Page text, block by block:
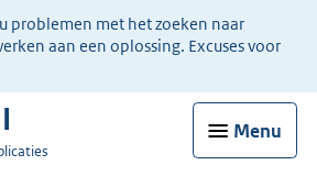
problemen met het zoeken naar
aan een oplossing. Excuses voor
Menu